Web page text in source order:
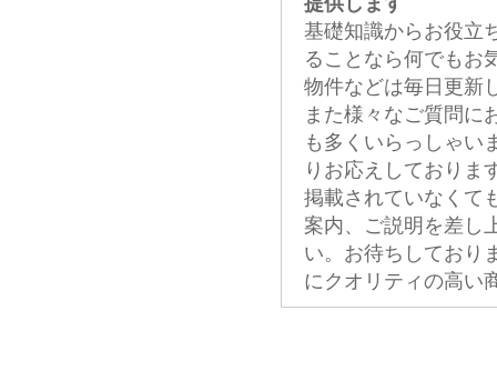
基礎知識からお役立
ることなら何でもお
物件などは毎日更新
また様々なご質問に
も多くいらっしゃい
りお応えしておりま
掲載されていなくて
案内、ご説明を差し
い。お待ちしており
にクオリティの高い